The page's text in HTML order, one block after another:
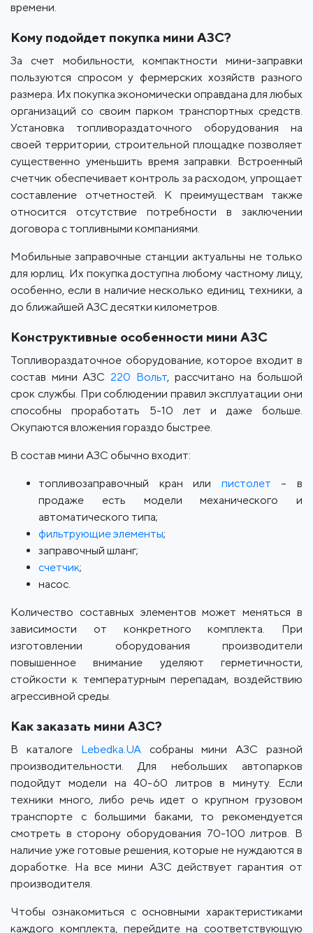
времени.
Кому подойдет покупка мини АЗС?
За счет мобильности, компактности мини-заправки
пользуются спросом у фермерских хозяйств разного
размера. Их покупка экономически оправдана для любых
организаций со своим парком транспортных средств.
Установка топливораздаточного оборудования на
своей территории, строительной площадке позволяет
существенно уменьшить время заправки. Встроенный
счетчик обеспечивает контроль за расходом, упрощает
составление отчетностей. К преимуществам также
относится отсутствие потребности в заключении
договора с топливными компаниями.
Мобильные заправочные станции актуальны не только
для юрлиц. Их покупка доступна любому частному лицу,
особенно, если в наличие несколько единиц техники, а
до ближайшей АЗС десятки километров.
Конструктивные особенности мини АЗС
Топливораздаточное оборудование, которое входит в
состав мини АЗС 220 Вольт, рассчитано на большой
срок службы. При соблюдении правил эксплуатации они
способны проработать 5-10 лет и даже больше.
Окупаются вложения гораздо быстрее.
В состав мини АЗС обычно входит:
топливозаправочный кран или пистолет – в
продаже есть модели механического и
автоматического типа;
фильтрующие элементы;
заправочный шланг;
счетчик;
насос.
Количество составных элементов может меняться в
зависимости от конкретного комплекта. При
изготовлении оборудования производители
повышенное внимание уделяют герметичности,
стойкости к температурным перепадам, воздействию
агрессивной среды.
Как заказать мини АЗС?
В каталоге Lebedka.UAсобраны мини АЗС разной
производительности. Для небольших автопарков
подойдут модели на 40-60 литров в минуту. Если
техники много, либо речь идет о крупном грузовом
транспорте с большими баками, то рекомендуется
смотреть в сторону оборудования 70-100 литров. В
наличие уже готовые решения, которые не нуждаются в
доработке. На все мини АЗС действует гарантия от
производителя.
Чтобы ознакомиться с основными характеристиками
каждого комплекта, перейдите на соответствующую